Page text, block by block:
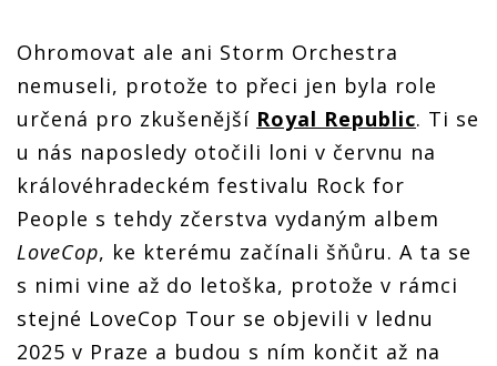
Ohromovat ale ani Storm Orchestra
nemuseli, protože to přeci jen byla role
určená pro zkušenější Royal Republic. Ti se
u nás naposledy otočili loni v červnu na
královéhradeckém festivalu Rock for
People s tehdy zčerstva vydaným albem
LoveCop, ke kterému začínali šňůru. A ta se
s nimi vine až do letoška, protože v rámci
stejné LoveCop Tour se objevili v lednu
2025 v Praze a budou s ním končit až na